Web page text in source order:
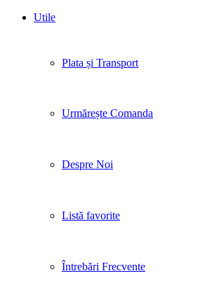
Utile
Plata și Transport
Urmărește Comanda
Despre Noi
Listă favorite
Întrebări Frecvente